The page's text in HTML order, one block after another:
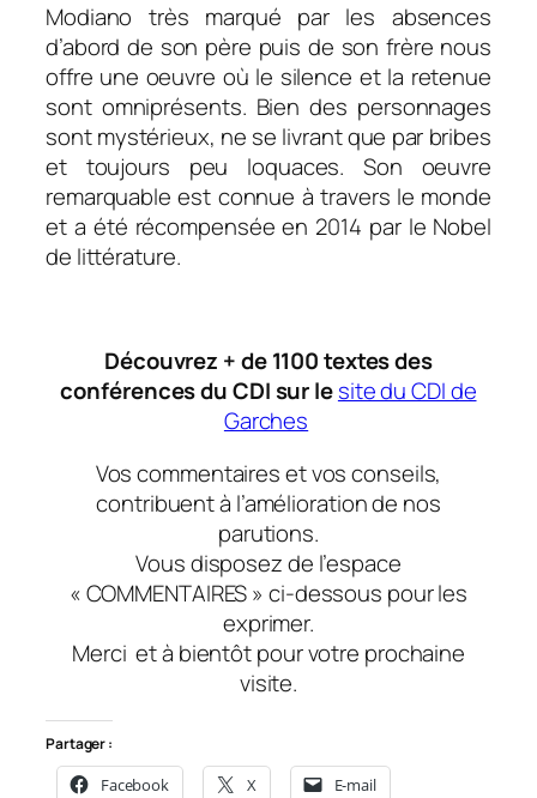
Modiano très marqué par les absences
d’abord de son père puis de son frère nous
offre une oeuvre où le silence et la retenue
sont omniprésents. Bien des personnages
sont mystérieux, ne se livrant que par bribes
et toujours peu loquaces. Son oeuvre
remarquable est connue à travers le monde
et a été récompensée en 2014 par le Nobel
de littérature.
Découvrez + de 1100 textes des
conférences du CDI sur lesite du CDI de
Garches
Vos commentaires et vos conseils,
contribuent à l’amélioration de nos
parutions.
Vous disposez de l’espace
« COMMENTAIRES » ci-dessous pour les
exprimer.
Merci et à bientôtpour votre prochaine
visite.
Partager :
Facebook X E-mail